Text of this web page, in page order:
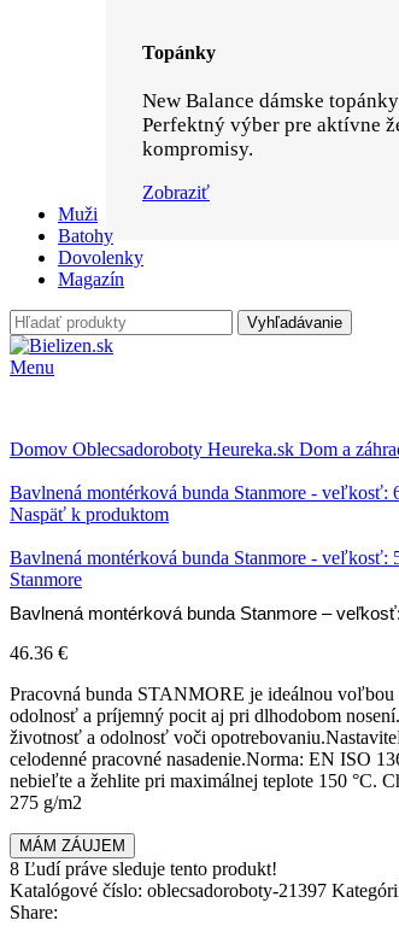
Topánky
New Balance dámske
Perfektný výber pre aktívne
kompromisy.
Zobraziť
Muži
Batohy
Dovolenky
Magazín
Vyhľadávanie
Menu
Domov Oblecsadoroboty Heureka.sk Dom a
Bavlnená montérková bunda Stanmore - veľkosť:
Naspäť k produktom
Bavlnená montérková bunda Stanmore - veľkosť:
Stanmore
Bavlnená montérková bunda Stanmore –
46.36 €
Pracovná bunda STANMORE je ideálnou
odolnosť a príjemný pocit aj pri dlhodobom
životnosť a odolnosť voči
celodenné pracovné nasadenie.Norma: EN ISO
nebieľte a žehlite pri maximálnej teplote 150 °C.
275 g/m2
MÁM ZÁUJEM
8 Ľudí práve sleduje tento produkt!
Katalógové číslo: oblecsadoroboty-21397
Share: